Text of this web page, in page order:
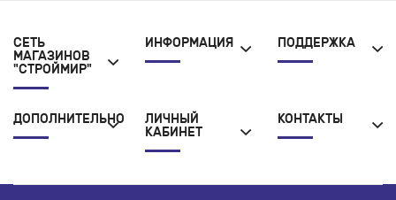
СЕТЬ
МАГАЗИНОВ
"СТРОЙМИР"
ИНФОРМАЦИЯ ПОДДЕРЖКА
ДОПОЛНИТЕЛЬНО
ЛИЧНЫЙ
КАБИНЕТ
КОНТАКТЫ